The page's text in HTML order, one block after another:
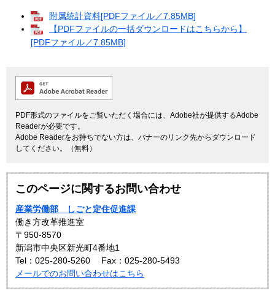
附属統計資料[PDFファイル／7.85MB]
【PDFファイルの一括ダウンロードはこちらから】
[PDFファイル／7.85MB]
PDF形式のファイルをご覧いただく場合には、Adobe社が提供するAdobe
Readerが必要です。
Adobe Readerをお持ちでない方は、バナーのリンク先からダウンロード
してください。（無料）
このページに関するお問い合わせ
産業労働部 しごと定住促進課
働き方改革推進室
〒950-8570
新潟市中央区新光町4番地1
Tel：025-280-5260
Fax：025-280-5493
メールでのお問い合わせはこちら